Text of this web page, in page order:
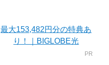
最大153,482円分の特典あ
り！｜BIGLOBE光